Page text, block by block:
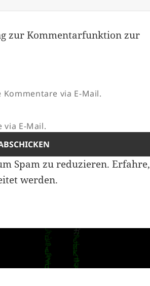
zur Kommentarfunktion zur
via E-Mail.
E-Mail.
Spam zu reduzieren.Erfahre,
werden.